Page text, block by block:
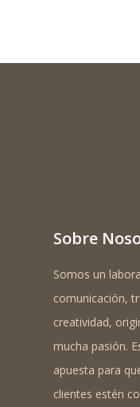
Sobre
Somos un
comunicación,
creatividad,
mucha pasión.
apuesta para
clientes estén